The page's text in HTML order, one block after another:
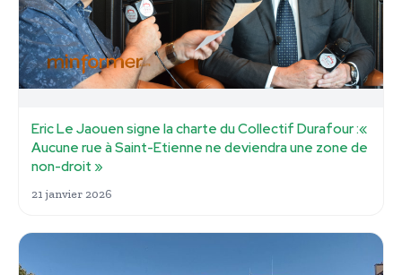
Eric Le Jaouen signe la charte du Collectif Durafour :«
Aucune rue à Saint-Etienne ne deviendra une zone de
non-droit »
21 janvier 2026